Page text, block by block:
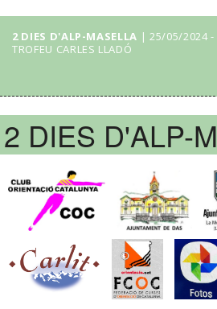
2 DIES D'ALP-MASELLA | 25/05/2024
TROFEU CARLES LLADÓ
2 DIES D'ALP-